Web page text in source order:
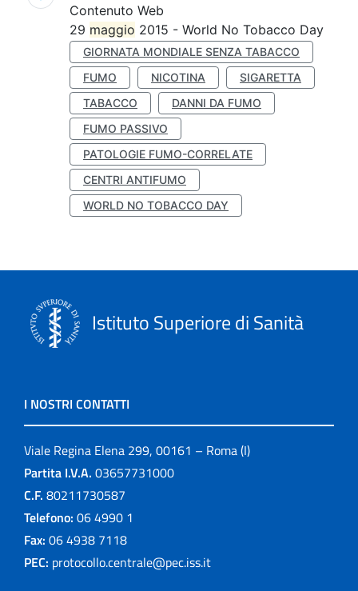
Contenuto Web
29 maggio 2015 - World No Tobacco Day
GIORNATA MONDIALE SENZA TABACCO
FUMO
NICOTINA
SIGARETTA
TABACCO
DANNI DA FUMO
FUMO PASSIVO
PATOLOGIE FUMO-CORRELATE
CENTRI ANTIFUMO
WORLD NO TOBACCO DAY
Istituto Superiore di Sanità
I NOSTRI CONTATTI
Viale Regina Elena 299, 00161 – Roma (I)
Partita I.V.A. 03657731000
C.F. 80211730587
Telefono: 06 4990 1
Fax: 06 4938 7118
PEC: protocollo.centrale@pec.iss.it